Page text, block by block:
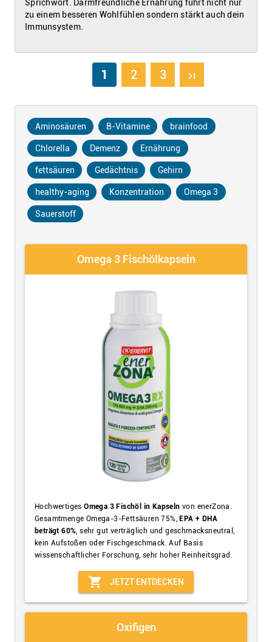
Sprichwort. Darmfreundliche Ernährung führt nicht nur
zu einem besseren Wohlfühlen sondern stärkt auch dein
Immunsystem.
1 2 3 last_page
Aminosäuren B-Vitamine brainfood
Chlorella Demenz Ernährung
fettsäuren Gedächtnis Gehirn
healthy-aging Konzentration Omega 3
Sauerstoff
Omega 3 Fischölkapseln
HochwertigesOmega 3 Fischöl in Kapseln von enerZona.
Gesamtmenge Omega-3-Fettsäuren 75%, EPA + DHA
beträgt 60%, sehr gut verträglich und geschmacksneutral,
kein Aufstoßen oder Fischgeschmack. Auf Basis
wissenschaftlicher Forschung, sehr hoher Reinheitsgrad.
shopping_cart JETZT ENTDECKEN
Oxifigen